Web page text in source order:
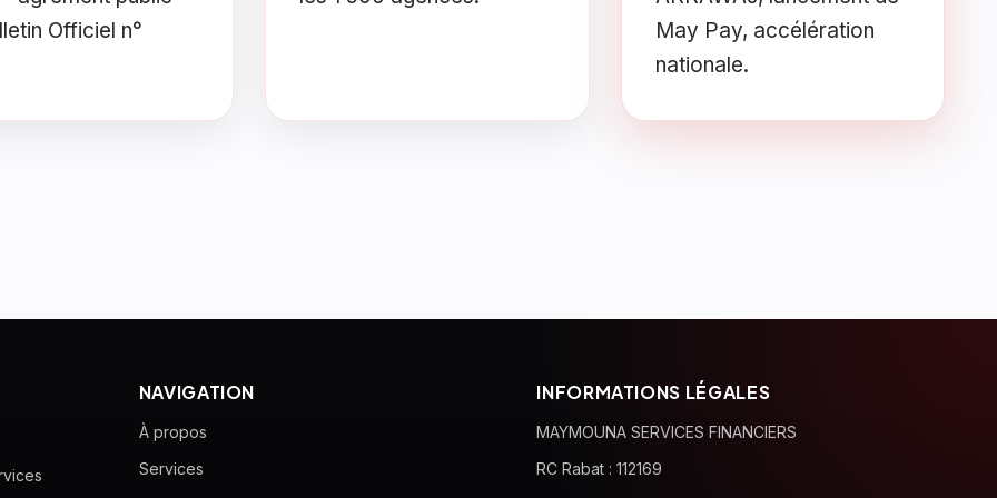
Officiel n°
May Pay, accélération
nationale.
NAVIGATION
À propos
Services
INFORMATIONS LÉGALES
MAYMOUNA SERVICES FINANCIERS
RC Rabat : 112169